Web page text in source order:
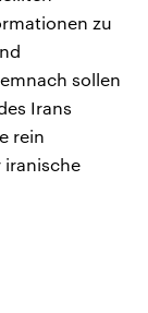
zu
sollen
Irans
rein
iranische